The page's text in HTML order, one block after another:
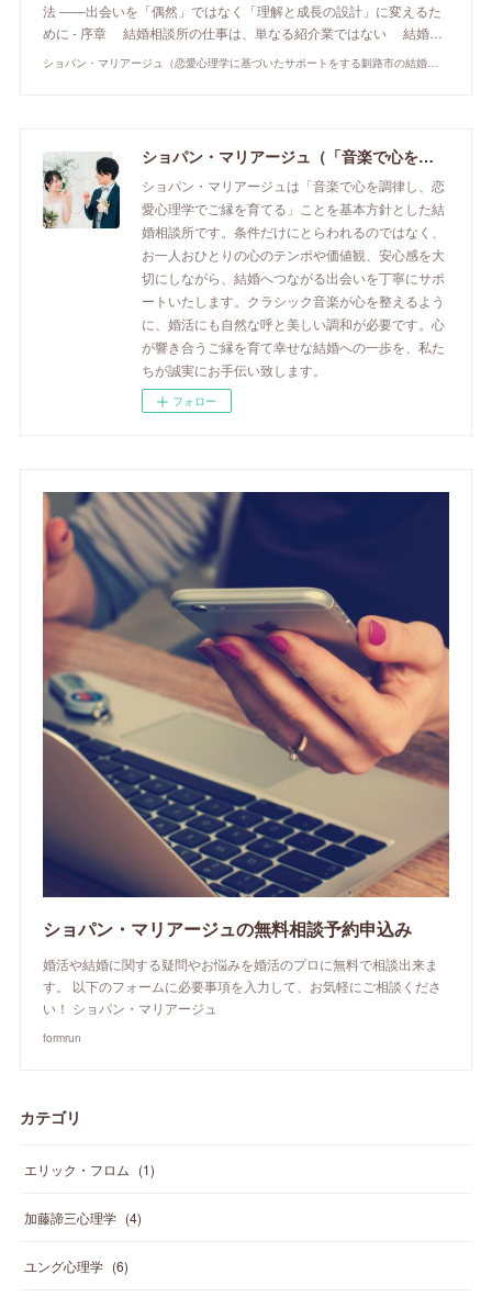
法 ――出会いを「偶然」ではなく「理解と成長の設計」に変えるた
めに - 序章 結婚相談所の仕事は、単なる紹介業ではない 結婚…
ショパン・マリアージュ（恋愛心理学に基づいたサポートをする釧路市の結婚相談所）/ 全国結婚相談事業者連盟正規加盟店 / cherry-piano.com
ショパン・マリアージュ（「音楽で心を調律し恋愛心理学でご縁を育てる」釧路市の結婚相談所）/ 全国結婚相談事業者連盟正規加盟店 / cherry-piano.com
ショパン・マリアージュは「音楽で心を調律し、恋
愛心理学でご縁を育てる」ことを基本方針とした結
婚相談所です。条件だけにとらわれるのではなく、
お一人おひとりの心のテンポや価値観、安心感を大
切にしながら、結婚へつながる出会いを丁寧にサポ
ートいたします。クラシック音楽が心を整えるよう
に、婚活にも自然な呼と美しい調和が必要です。心
が響き合うご縁を育て幸せな結婚への一歩を、私た
ちが誠実にお手伝い致します。
フォロー
ショパン・マリアージュの無料相談予約申込み
婚活や結婚に関する疑問やお悩みを婚活のプロに無料で相談出来ま
す。 以下のフォームに必要事項を入力して、お気軽にご相談くださ
い！ ショパン・マリアージュ
formrun
カテゴリ
エリック・フロム (1)
加藤諦三心理学 (4)
ユング心理学 (6)